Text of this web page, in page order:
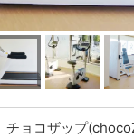
チョコザップ